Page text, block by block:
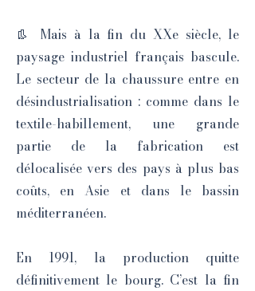
👢 Mais à la fin du XXe siècle, le
paysage industriel français bascule.
Le secteur de la chaussure entre en
désindustrialisation : comme dans le
textile-habillement, une grande
partie de la fabrication est
délocalisée vers des pays à plus bas
coûts, en Asie et dans le bassin
méditerranéen.
En 1991, la production quitte
définitivement le bourg. C’est la fin